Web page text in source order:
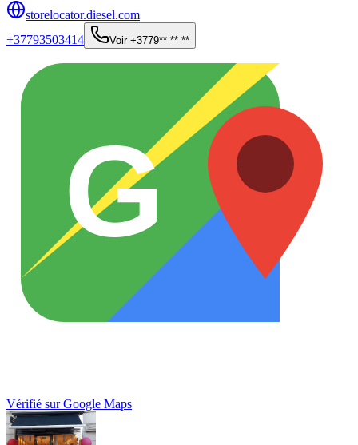
storelocator.diesel.com
+37793503414
Voir +3779** ** **
G
Vérifié sur Google Maps